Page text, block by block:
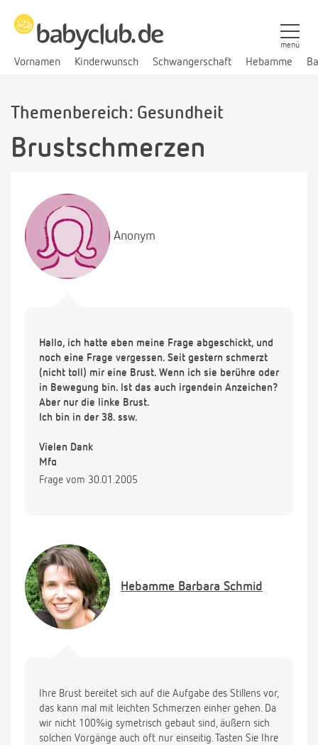
Vornamen Kinderwunsch Schwangerschaft Hebamme
menü
Themenbereich: Gesundheit
Brustschmerzen
Anonym
Hallo, ich hatte eben meine Frage abgeschickt, und
noch eine Frage vergessen. Seit gestern schmerzt
(nicht toll) mir eine Brust. Wenn ich sie berühre oder
in Bewegung bin. Ist das auch irgendein Anzeichen?
Aber nur die linke Brust.
Ich bin in der 38. ssw.
Vielen Dank
Mfg
Frage vom 30.01.2005
Hebamme Barbara Schmid
Ihre Brust bereitet sich auf die Aufgabe des Stillens vor,
das kann mal mit leichten Schmerzen einher gehen. Da
wir nicht 100%ig symetrisch gebaut sind, äußern sich
solchen Vorgänge auch oft nur einseitig. Tasten Sie Ihre